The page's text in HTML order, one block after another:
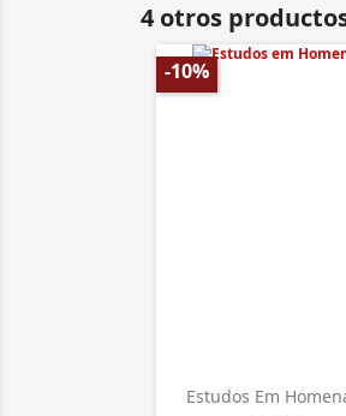
4 otros
Estudos Em
-10%